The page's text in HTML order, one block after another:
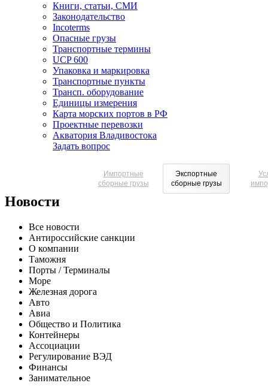
Книги, статьи, СМИ
Законодательство
Incoterms
Опасные грузы
Транспортные термины
UCP 600
Упаковка и маркировка
Транспортные пункты
Трансп. оборудование
Единицы измерения
Карта морских портов в РФ
Проектные перевозки
Акватория Владивостока
Задать вопрос
Экспортные сборные грузы
Доставка российских грузов по всему миру
Организация таможенного оформления для экспортеров
Регулярные отгрузки экспортных сборных контейнеров
из порта Владивосток
Запросить стоимость
Импортные
сборные грузы
Экспортные
сборные грузы
Новости
Все новости
Антироссийские санкции
О компании
Таможня
Порты / Терминалы
Море
Железная дорога
Авто
Авиа
Общество и Политика
Контейнеры
Ассоциации
Регулирование ВЭД
Финансы
Занимательное